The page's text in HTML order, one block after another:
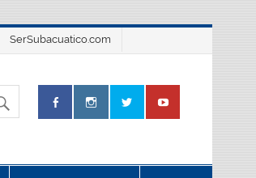
SerSubacuatico.com